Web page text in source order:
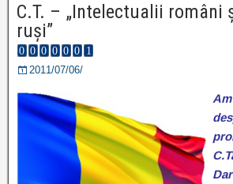
C.T. – „Intelectualii români
ruşi”
2011/07/06/